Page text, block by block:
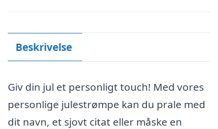
Beskrivelse
Giv din jul et personligt touch! Med vores
personlige julestrømpe kan du prale med
dit navn, et sjovt citat eller måske en